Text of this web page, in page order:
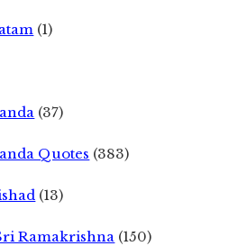
(1)
(37)
Quotes (383)
(13)
Ramakrishna (150)